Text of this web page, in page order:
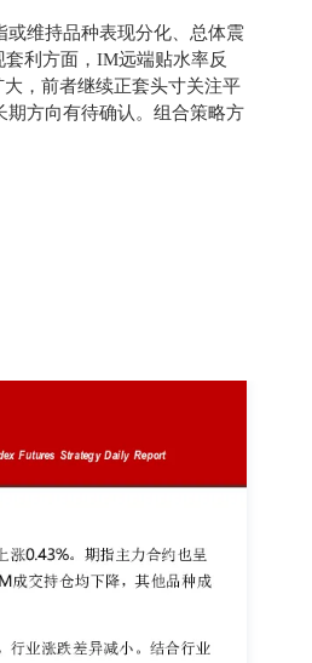
或维持品种表现分化、总体震
利方面，IM远端贴水率反
，前者继续正套头寸关注平
方向有待确认。组合策略方
证号：Z0013871联系方式：010-
走势。成交持仓方面，IM成交持仓均下
】75号成文时间：2026年06月02日星期
行日内公开市场操作净回笼流动性2488亿
需改善、再通胀的步伐。宏观政策则延续
美国联邦基金利率期货隐含年内加息概率
涨刷新高点。地缘政治风险再度上升，
多则不变。货币和财政政策暂无增量利
响继续偏多不变，外盘间接利多但程度有
内投资改善节奏以及地缘政治风险变动。